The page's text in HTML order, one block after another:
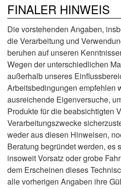
FINALER HINWEIS
Die vorstehenden Angaben,
die Verarbeitung und
beruhen auf unseren
Wegen der unterschiedlichen
außerhalb unseres
Arbeitsbedingungen empfehlen
ausreichende Eigenversuche,
Produkte für die beabsichtigten
Verarbeitungszwecke
weder aus diesen Hinweisen,
Beratung begründet werden, es
insoweit Vorsatz oder grobe
dem Erscheinen dieses
alle vorherigen Angaben ihre